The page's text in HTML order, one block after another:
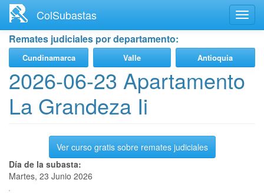
contenido
principal
ColSubastas
Remates judiciales por departamento:
Cundinamarca Valle Antioquia
2026-06-23 Apartamento
La Grandeza Ii
Ver curso gratis sobre remates judiciales
Día de la subasta:
Martes, 23 Junio 2026